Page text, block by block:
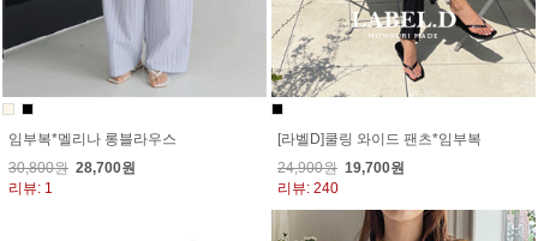
임부복*멜리나 롱블라우스
30,800원 28,700원
리뷰: 1
[라벨D]쿨링 와이드 팬츠*임부복
24,900원 19,700원
리뷰: 240